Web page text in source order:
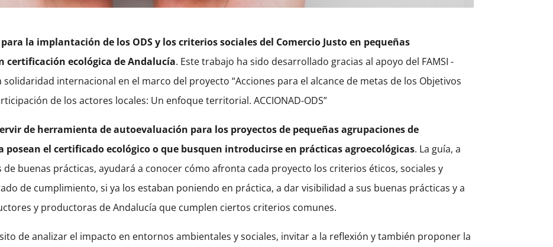
la implantación de los ODS y los criterios sociales del Comercio Justo en pequeñas
ecológica de Andalucía. Este trabajo ha sido desarrollado gracias al apoyo del FAMSI -
internacional en el marco del proyecto “Acciones para el alcance de metas de los Objetivos
de los actores locales: Un enfoque territorial. ACCIONAD-ODS”
de herramienta de autoevaluación para los proyectos de pequeñas agrupaciones de
el certificado ecológico o que busquen introducirse en prácticas agroecológicas. La guía, a
buenas prácticas, ayudará a conocer cómo afronta cada proyecto los criterios éticos, sociales y
de cumplimiento, si ya los estaban poniendo en práctica, a dar visibilidad a sus buenas prácticas y a
y productoras de Andalucía que cumplen ciertos criterios comunes.
de analizar el impacto en entornos ambientales y sociales, invitar a la reflexión y también proponer la